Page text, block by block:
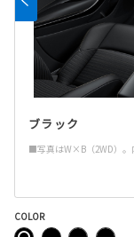
ブラック
■写真はW×B（2WD）。
COLOR